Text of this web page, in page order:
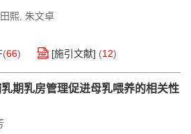
田熙, 朱文卓
(66) [施引文献] (12)
期乳房管理促进母乳喂养的相关性